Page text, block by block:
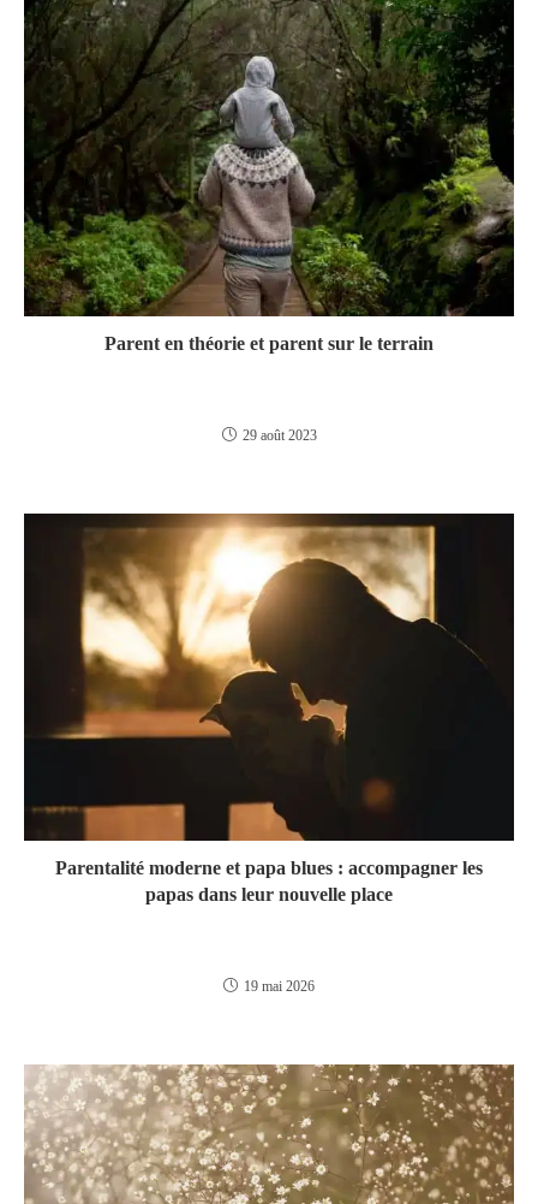
Parent en théorie et parent sur le terrain
29 août 2023
Parentalité moderne et papa blues : accompagner les
papas dans leur nouvelle place
19 mai 2026